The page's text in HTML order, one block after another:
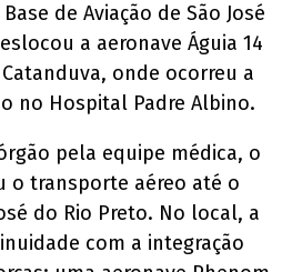
de Aviação de São José
a aeronave Águia 14
onde ocorreu a
no Hospital Padre Albino.
pela equipe médica, o
o transporte aéreo até o
do Rio Preto. No local, a
com a integração